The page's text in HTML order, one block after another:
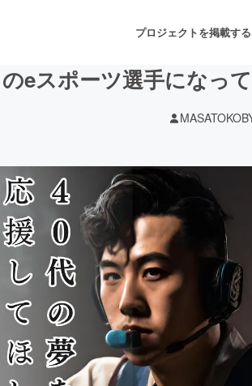
プロジェクトを掲載す
音楽
ット ゲーム・サービス開発
書籍・雑誌出版
チャレンジ
化
eスポーツ選手になっ